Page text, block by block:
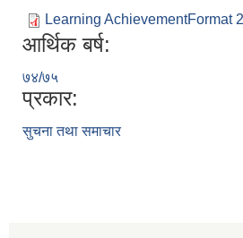
Learning AchievementFormat
आर्थिक बर्ष:
७४/७५
प्रकार:
सुचना तथा समाचार